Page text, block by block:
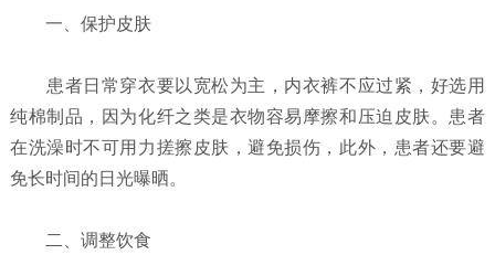
一、保护皮肤
患者日常穿衣要以宽松为主，内衣裤不应过紧，好选用
纯棉制品，因为化纤之类是衣物容易摩擦和压迫皮肤。患者
在洗澡时不可用力搓擦皮肤，避免损伤，此外，患者还要避
免长时间的日光曝晒。
二、调整饮食